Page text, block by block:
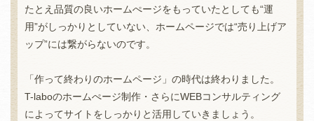
たとえ品質の良いホームぺージをもっていたとしても“運
用”がしっかりとしていない、ホームページでは“売り上げア
ップ”には繋がらないのです。
「作って終わりのホームページ」の時代は終わりました。
T-laboのホームぺージ制作・さらにWEBコンサルティング
によってサイトをしっかりと活用していきましょう。